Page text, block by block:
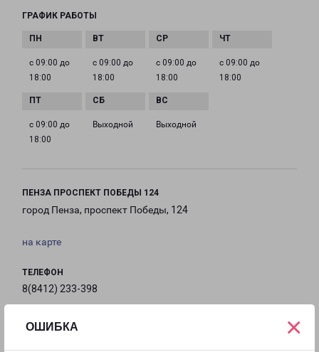
ОШИБКА ×
ГРАФИК РАБОТЫ
с 09:00 до
18:00
с 09:00 до
18:00
с 09:00 до
18:00
с 09:00 до
18:00
с 09:00 до
18:00
Выходной Выходной
ПЕНЗА ПРОСПЕКТ ПОБЕДЫ 124
город Пенза, проспект Победы, 124
на карте
ТЕЛЕФОН
8(8412) 233-398